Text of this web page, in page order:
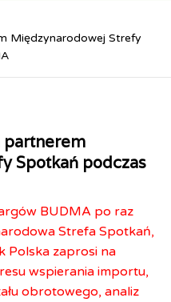
Międzynarodowej Strefy
partnerem
Spotkań podczas
BUDMA po raz
Strefa Spotkań,
Polska zaprosi na
wspierania importu,
obrotowego, analiz